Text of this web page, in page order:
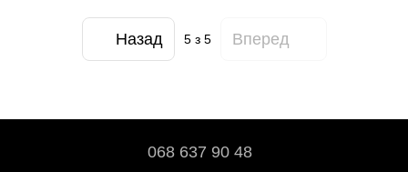
Назад 5з 5 Вперед
068 637 90 48